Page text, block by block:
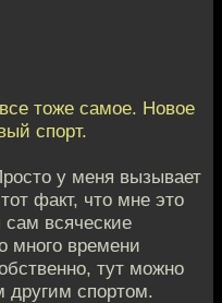
тоже самое. Новое
спорт.
у меня вызывает
факт, что мне это
всяческие
много времени
тут можно
другим спортом.